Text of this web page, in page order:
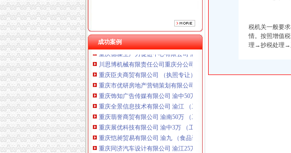
成功案例
重庆同济汽车设计有限公司 渝江25万 （工商注册）
重庆科发表面处理有限责任公司 渝北800万 （进出口权）
重庆德谋生产力促进中心有限公司 渝大10万 （工商注册）
川思博机械有限责任公司重庆分公司 渝江 （工商注册）
重庆臣夫商贸有限公司 （执照专让）
重庆市优研房地产营销策划有限公司
重庆饰知广告传媒有限公司 渝中50万 （工商注册）
重庆全景信息技术有限公司 渝江 （工商注册）
重庆翡誉商贸有限公司 渝南50万 （工商注册）
重庆展优科技有限公司 渝中3万 （工商注册）
重庆恺昶贸易有限公司 渝九 （食品许可证）
重庆同济汽车设计有限公司 渝江25万 （工商注册）
重庆科发表面处理有限责任公司 渝北800万 （进出口权）
税机关一般要
情。按照增值
理→抄税处理→